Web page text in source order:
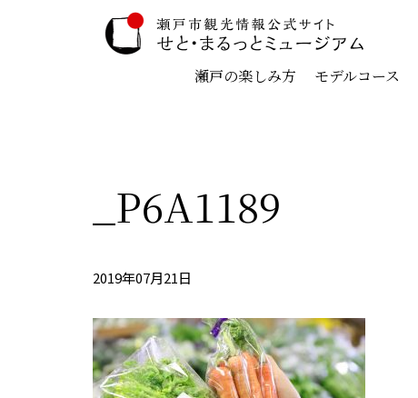
瀬戸の楽しみ方 モデルコース
_P6A1189
2019年07月21日